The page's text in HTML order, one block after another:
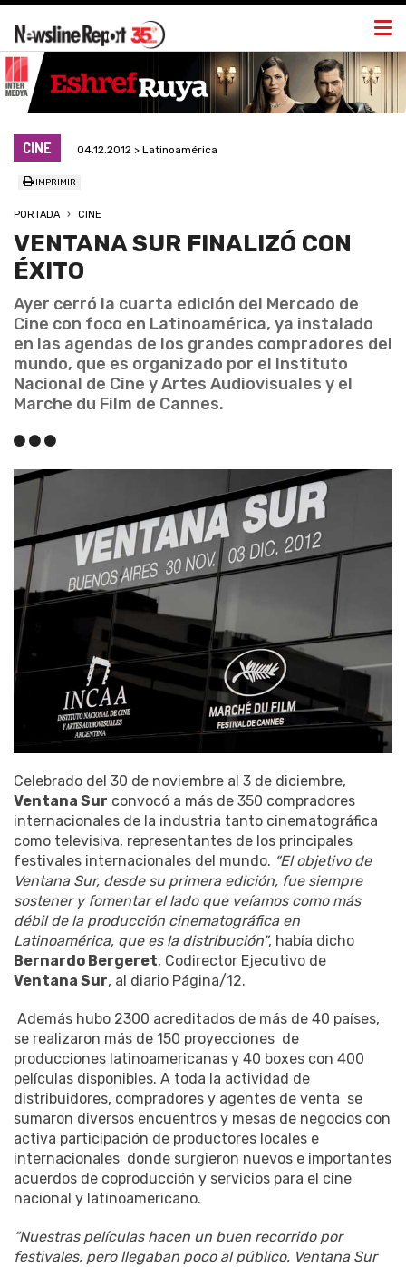
CINE 04.12.2012 > Latinoamérica
IMPRIMIR
PORTADA CINE
VENTANA SUR FINALIZÓ CON
ÉXITO
Ayer cerró la cuarta edición del Mercado de
Cine con foco en Latinoamérica, ya instalado
en las agendas de los grandes compradores del
mundo, que es organizado por el Instituto
Nacional de Cine y Artes Audiovisuales y el
Marche du Film de Cannes.
Celebrado del 30 de noviembre al 3 de diciembre,
Ventana Sur convocó a más de 350 compradores
internacionales de la industria tanto cinematográfica
como televisiva, representantes de los principales
festivales internacionales del mundo. “El objetivo de
Ventana Sur, desde su primera edición, fue siempre
sostener y fomentar el lado que veíamos como más
débil de la producción cinematográfica en
Latinoamérica, que es la distribución”, había dicho
Bernardo Bergeret, Codirector Ejecutivo de
Ventana Sur, al diario Página/12.
Además hubo 2300 acreditados de más de 40 países,
se realizaron más de 150 proyecciones de
producciones latinoamericanas y 40 boxes con 400
películas disponibles. A toda la actividad de
distribuidores, compradores y agentes de venta se
sumaron diversos encuentros y mesas de negocios con
activa participación de productores locales e
internacionales donde surgieron nuevos e importantes
acuerdos de coproducción y servicios para el cine
nacional y latinoamericano.
“Nuestras películas hacen un buen recorrido por
festivales, pero llegaban poco al público. Ventana Sur